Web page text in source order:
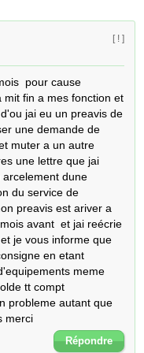
[ ! ]
pour cause
mit fin a mes fonction et
jai eu un preavis de
une demande de
muter a un autre
une lettre que jai
dune
du service de
preavis est ariver a
avant  et jai reécrie
je vous informe que
en etant
meme
tt compt
probleme autant que
merci
Répondre